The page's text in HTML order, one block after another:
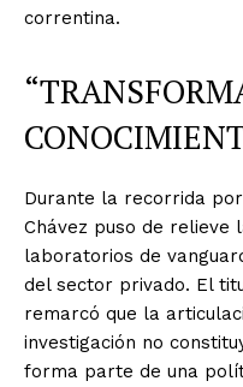
correntina.
Durante la recorrida
Chávez puso de relieve
laboratorios de
del sector privado. El
remarcó que la
investigación no
forma parte de una